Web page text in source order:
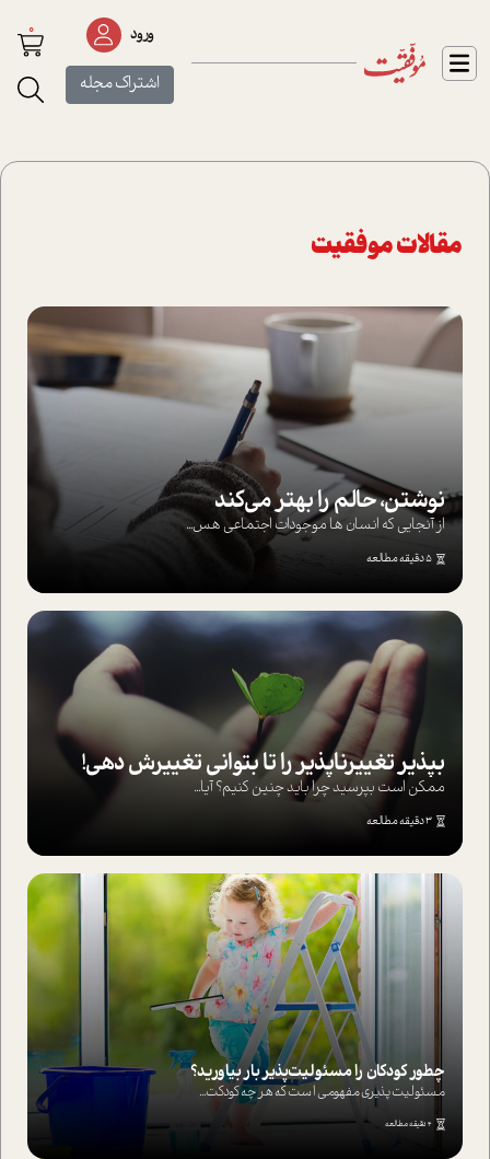
ورود
اشتراک مجله
0
مقالات موفقیت
نوشتن، حالم را بهتر می‌کند
از آنجایی که انسان ها موجودات اجتماعی هس...
5 دقیقه مطالعه
بپذير تغييرناپذير را تا بتواني تغييرش دهي!‏
ممکن است بپرسيد چرا بايد چنين کنيم؟ آيا...
3 دقیقه مطالعه
چطور کودکان را مسئولیت‌پذیر بار بیاورید؟
مسئولیت پذیری مفهومی ا ست که هر چه کودکت...
4 دقیقه مطالعه